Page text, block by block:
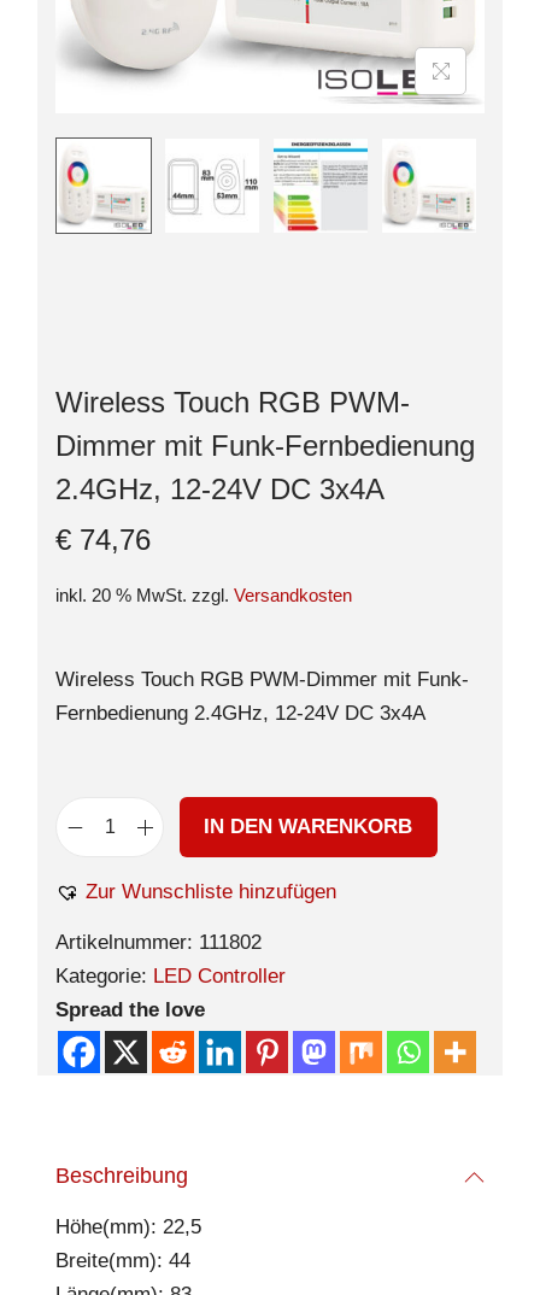
Wireless Touch RGB PWM-
Dimmer mit Funk-Fernbedienung
2.4GHz, 12-24V DC 3x4A
€ 74,76
inkl. 20 % MwSt. zzgl. Versandkosten
Wireless Touch RGB PWM-Dimmer mit Funk-
Fernbedienung 2.4GHz, 12-24V DC 3x4A
IN DEN WARENKORB
Zur Wunschliste hinzufügen
Artikelnummer: 111802
Kategorie: LED Controller
Spread the love
Beschreibung
Höhe(mm): 22,5
Breite(mm): 44